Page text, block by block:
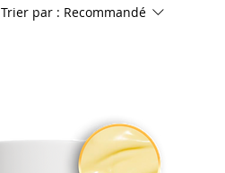
Trier par : Recommandé